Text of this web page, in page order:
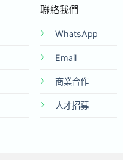
聯絡我們
WhatsApp
Email
商業合作
人才招募